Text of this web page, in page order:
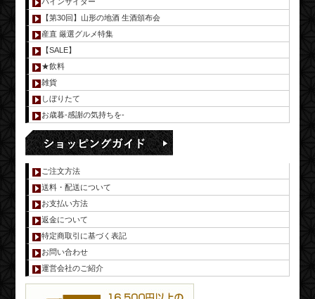
パインサイダー
【第30回】山形の地酒 生酒頒布会
産直 厳選グルメ特集
【SALE】
★飲料
雑貨
しぼりたて
お歳暮-感謝の気持ちを-
ご注文方法
送料・配送について
お支払い方法
返金について
特定商取引に基づく表記
お問い合わせ
運営会社のご紹介